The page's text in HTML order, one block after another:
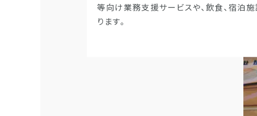
等向け業務支援サービスや、飲食、宿泊
ります。